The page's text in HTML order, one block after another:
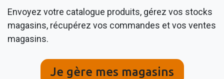
Envoyez votre catalogue produits, gérez vos stocks
magasins, récupérez vos commandes et vos ventes
magasins.
Je gère mes magasins